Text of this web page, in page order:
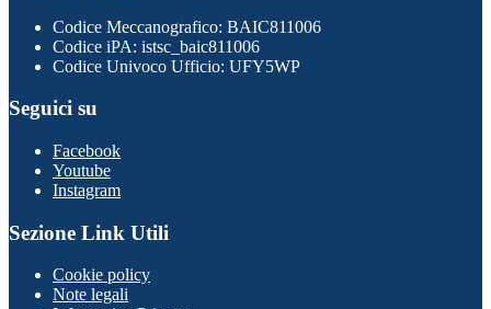
Codice Meccanografico: BAIC811006
Codice iPA: istsc_baic811006
Codice Univoco Ufficio: UFY5WP
Seguici su
Facebook
Youtube
Instagram
Sezione Link Utili
Cookie policy
Note legali